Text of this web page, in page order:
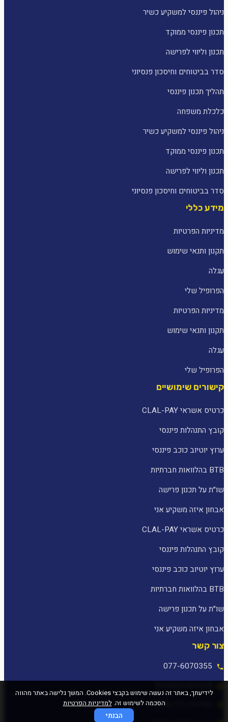
ניהול פיננסי למשקיע כשיר
תכנון פיננסי ממוקד
תכנון וליווי לפרישה
סדר בביטוחים וחיסכון פנסיוני
תהליך תכנון פיננסי
כלכלת משפחה
ניהול פיננסי למשקיע כשיר
תכנון פיננסי ממוקד
תכנון וליווי לפרישה
סדר בביטוחים וחיסכון פנסיוני
מידע כללי
מדיניות הפרטיות
תקנון ותנאי שימוש
עגלה
הפרופיל שלי
מדיניות הפרטיות
תקנון ותנאי שימוש
עגלה
הפרופיל שלי
קישורים שימושיים
כרטיס אשראי CLAL-PAY
קובץ התנהלות פיננסי
ערוץ יוטיוב כוכב פיננסי
BTB בהלוואות חברתיות
שו״ת על תכנון פרישה
אבחון איזה משקיע אני
כרטיס אשראי CLAL-PAY
קובץ התנהלות פיננסי
ערוץ יוטיוב כוכב פיננסי
BTB בהלוואות חברתיות
שו״ת על תכנון פרישה
אבחון איזה משקיע אני
צור קשר
077-6070355
לידיעתך, באתר זה נעשה שימוש בקבצי Cookies. המשך גלישה באתר מהווה
הסכמה לשימוש זה.למדיניות הפרטיות
הבנתי